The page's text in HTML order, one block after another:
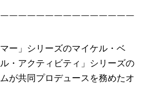
￣￣￣￣￣￣￣￣￣￣￣￣￣￣
ー」シリーズのマイケル・ベ
・アクティビティ」シリーズの
が共同プロデュースを務めたオ